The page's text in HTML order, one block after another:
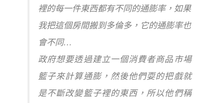
裡的每一件東西都有不同的通膨率，如果
我把這個房間搬到多倫多，它的通膨率也
會不同…
政府想要透過建立一個消費者商品市場
籃子來計算通膨，然後他們耍的把戲就
是不斷改變籃子裡的東西，所以他們稱